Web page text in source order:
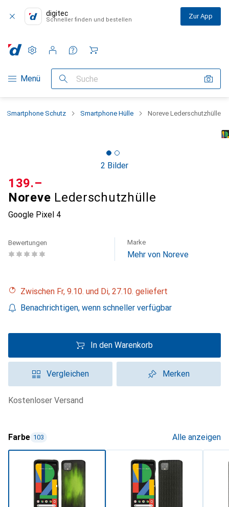
digitec
Schneller finden und bestellen Zur App
Navigation nach Kategorien
Menü Suche
Einstellungen
Kundenkonto
Vergleichslisten
Merklisten
Warenkorb
Smartphone Schutz Smartphone Hülle Noreve Lederschutzhülle
2 Bilder
Noreve Lederschutzhülle
Google Pixel 4
CHF
139.–
Bewertungen Marke
Mehr von Noreve
Zwischen Fr, 9.10. und Di, 27.10. geliefert
Benachrichtigen, wenn schneller verfügbar
In den Warenkorb
Vergleichen Merken
kostenloser Versand
Farbe 103 Alle anzeigen